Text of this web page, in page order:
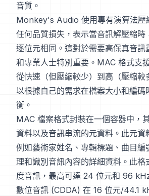
音質。
Monkey's Audio 使用專有演算法壓
任何品質損失，表示當音訊解壓縮時
逐位元相同。這對於需要高保真音訊
和專業人士特別重要。MAC 格式支
從快速（但壓縮較少）到高（壓縮較
以根據自己的需求在檔案大小和編碼
衡。
MAC 檔案格式封裝在一個容器中，
資料以及音訊串流的元資料。此元資
例如藝術家姓名、專輯標題、曲目編
理和識別音訊內容的詳細資料。此格
度音訊，最高可達 24 位元和 96
數位音訊 (CDDA) 在 16 位元/44.1